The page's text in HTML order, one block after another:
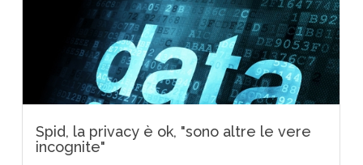
Spid, la privacy è ok, "sono altre le vere
incognite"